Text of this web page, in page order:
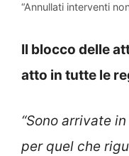
“Annullati interventi
Il blocco delle
atto in tutte le
“Sono arrivate
per quel che